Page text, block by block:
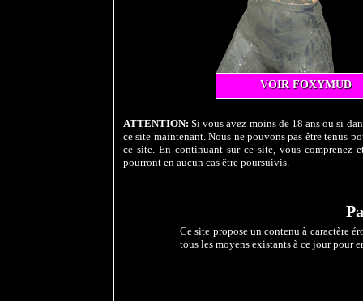
VOIR FOXYMUD
ATTENTION: Si vous avez moins de 18 ans ou si
ce site maintenant. Nous ne pouvons pas être tenus
ce site. En continuant sur ce site, vous comprenez
pourront en aucun cas être poursuivis.
Ce site propose un contenu à caractère
tous les moyens existants à ce jour pour